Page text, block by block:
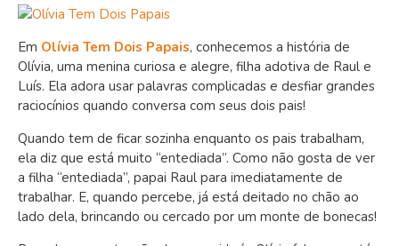
Em Olívia Tem Dois Papais, conhecemos a história de
Olívia, uma menina curiosa e alegre, filha adotiva de Raul e
Luís. Ela adora usar palavras complicadas e desfiar grandes
raciocínios quando conversa com seus dois pais!
Quando tem de ficar sozinha enquanto os pais trabalham,
ela diz que está muito “entediada”. Como não gosta de ver
a filha “entediada”, papai Raul para imediatamente de
trabalhar. E, quando percebe, já está deitado no chão ao
lado dela, brincando ou cercado por um monte de bonecas!